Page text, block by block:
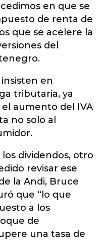
en que se
de renta de
que se acelere la
del
en
tributaria, ya
aumento del IVA
no solo al
dividendos, otro
revisar ese
la Andi, Bruce
que “lo que
a los
de
una tasa de